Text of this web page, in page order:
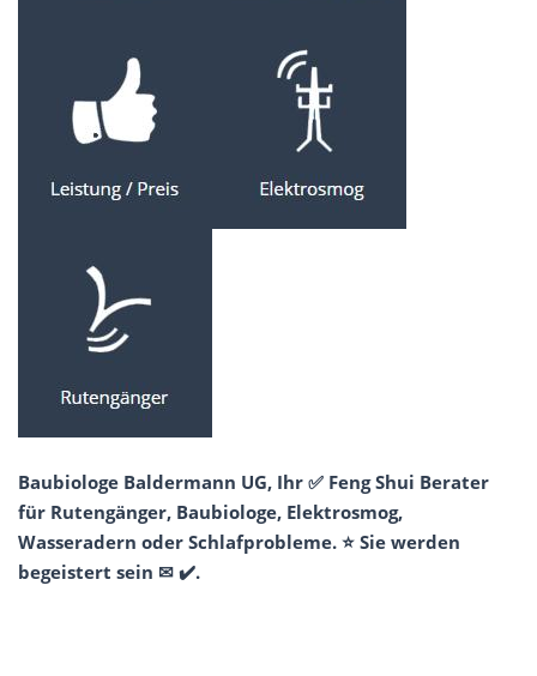
Baubiologe Baldermann UG, Ihr ✅ Feng Shui Berater
für Rutengänger, Baubiologe, Elektrosmog,
Wasseradern oder Schlafprobleme. ⭐ Sie werden
begeistert sein ✉ ✔️.